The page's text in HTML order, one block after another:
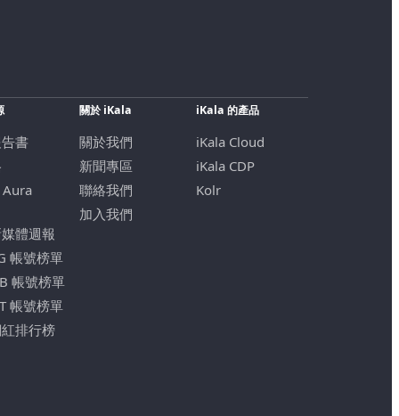
書
體週報
帳號榜單
帳號榜單
帳號榜單
排行榜
關於 iKala
關於我們
新聞專區
聯絡我們
加入我們
iKala 的產品
iKala Cloud
iKala CDP
Kolr